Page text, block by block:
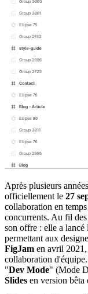
Après plusieurs
officiellement le 27
collaboration en
concurrents. Au fil
son offre : elle a lancé
permettant aux
FigJam en avril
collaboration
"Dev Mode" (Mode
Slides en version bêta